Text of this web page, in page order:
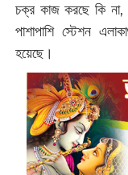
চক্র কাজ করছে কি
পাশাপাশি স্টেশন
হয়েছে।‌